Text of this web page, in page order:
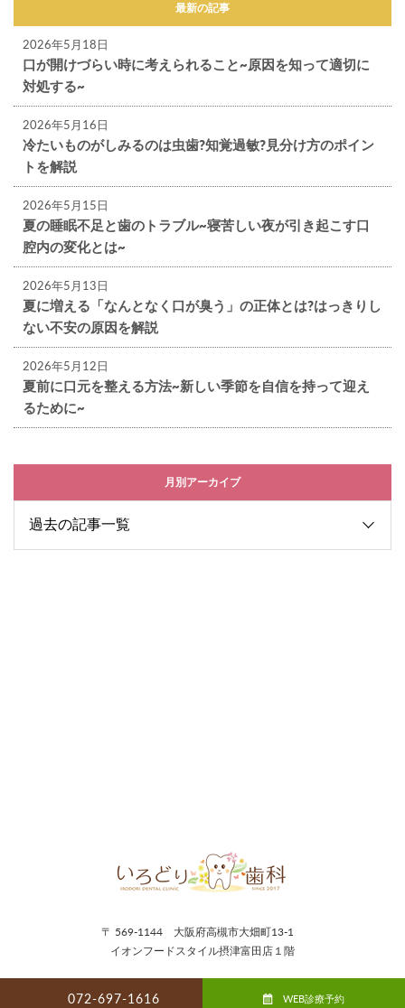
最新の記事
2026年5月18日
口が開けづらい時に考えられること~原因を知って適切に
対処する~
2026年5月16日
冷たいものがしみるのは虫歯?知覚過敏?見分け方のポイン
トを解説
2026年5月15日
夏の睡眠不足と歯のトラブル~寝苦しい夜が引き起こす口
腔内の変化とは~
2026年5月13日
夏に増える「なんとなく口が臭う」の正体とは?はっきりし
ない不安の原因を解説
2026年5月12日
夏前に口元を整える方法~新しい季節を自信を持って迎え
るために~
月別アーカイブ
〒 569-1144 大阪府高槻市大畑町13-1
イオンフードスタイル摂津富田店１階
072-697-1616 WEB診療予約